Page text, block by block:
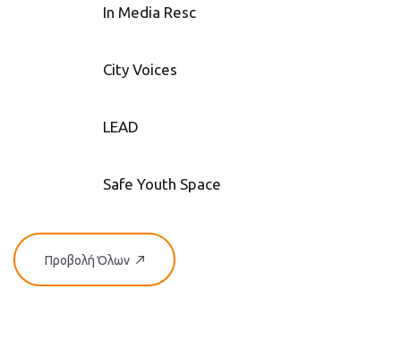
In Media Resc
City Voices
LEAD
Safe Youth Space
Προβολή Όλων